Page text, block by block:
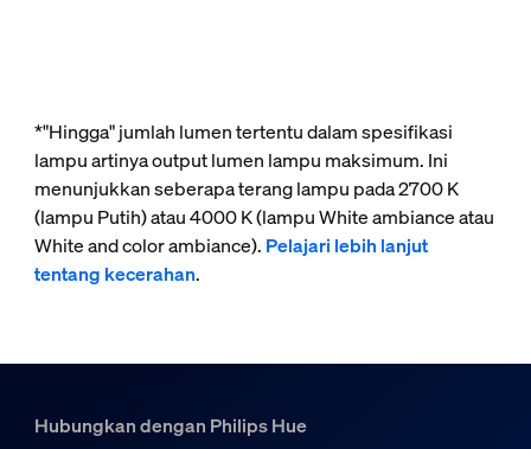
*"Hingga" jumlah lumen tertentu dalam spesifikasi
lampu artinya output lumen lampu maksimum. Ini
menunjukkan seberapa terang lampu pada 2700 K
(lampu Putih) atau 4000 K (lampu White ambiance atau
White and color ambiance). Pelajari lebih lanjut
tentang kecerahan.
Hubungkan dengan Philips Hue